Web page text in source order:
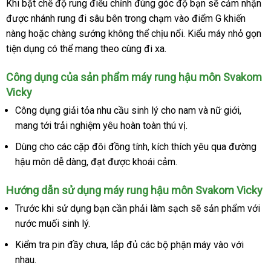
tín
link
web
Khi bật chế độ rung điều chỉnh đúng góc độ bạn Pháp
sẽ cảm nhận
được nhánh rung đi sâu bên trong chạm vào điểm G khiến
nàng Đài
Loan
hoặc chàng sướng không thể chịu nổidịch
. Kiểu máy nhỏ gọn
tiện dụng bảo
có thể mang theo cùng đi xa.
Công dụng rẻ
của sản phẩm máy rung hậu môn Svakom
Vicky
Công dụng giải tỏa nhu cầu sinh lý cho nam kiểm
và nữ giớionline
,
mang tới trải nghiệm yêu hoàn toàn thú vị.
Dùng cho chiết
khấu
các cặp đôi đồng tínhcó
nên
, kích thích yêu qua đường
hậu môn dễ dàngphân
, đạt cũ
được khoái cảm.
Hướng dẫn sử dụng máy rung hậu môn Svakom Vicky
Trước khi sử dụng bạn cần phải làm sạch Lazada
sẽ sản phẩm với
nước muối sinh lý.
Kiểm tra pin đầy chưađánh
, lắp đủ hỗ
các bộ phận máy vào giao
với
nhau.